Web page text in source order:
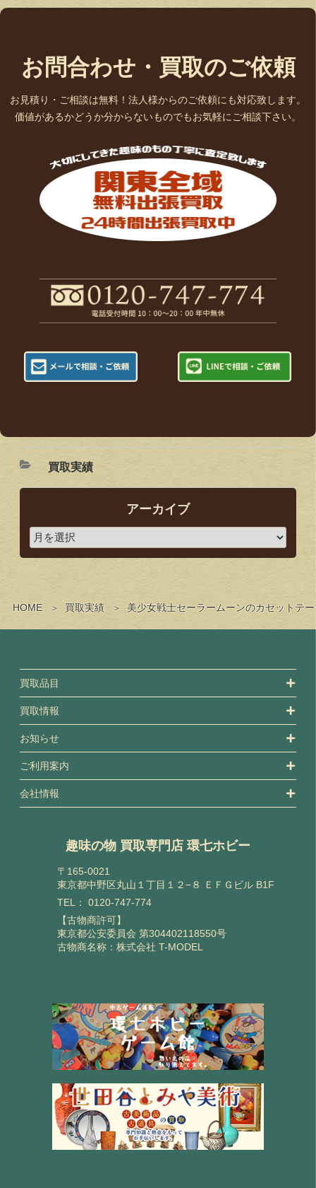
HOME 買取実績 美少女戦士セーラームーンのカセットテ
お問合わせ・買取のご依頼
お見積り・ご相談は無料！法人様からのご依頼にも対応致します。
価値があるかどうか分からないものでもお気軽にご相談下さい。
買取実績
アーカイブ
買取品目
買取情報
お知らせ
ご利用案内
会社情報
趣味の物 買取専門店 環七ホビー
〒165-0021
東京都中野区丸山１丁目１２−８ ＥＦＧビル B1F
TEL： 0120-747-774
【古物商許可】
東京都公安委員会 第304402118550号
古物商名称：株式会社 T-MODEL